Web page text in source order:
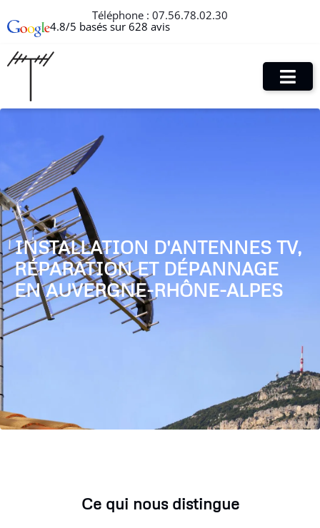
Téléphone : 07.56.78.02.30
4.8/5 basés sur 628 avis
INSTALLATION D'ANTENNES TV,
RÉPARATION ET DÉPANNAGE
EN AUVERGNE-RHÔNE-ALPES
Ce qui nous distingue